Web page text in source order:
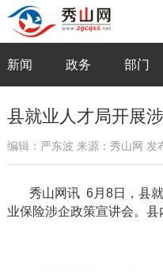
新闻 政务 部门
县就业人才局开展
编辑：严东波 来源：秀山网 发
秀山网讯 6月 8日，县
业保险涉企政策宣讲会。县